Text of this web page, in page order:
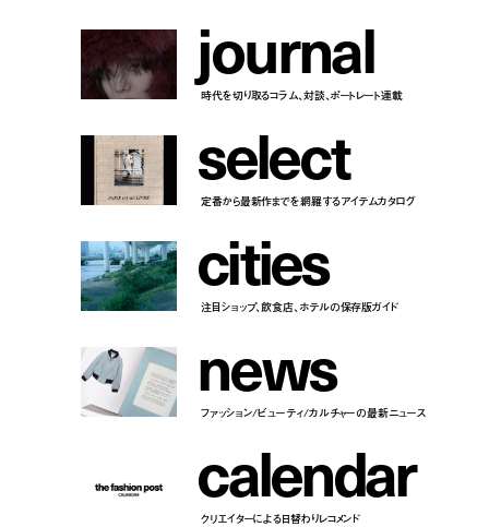
journal
時代を切り取るコラム、対談、ポートレート連載
select
定番から最新作までを網羅するアイテムカタログ
cities
注目ショップ、飲食店、ホテルの保存版ガイド
news
ファッション/ビューティ/カルチャーの最新ニュース
calendar
クリエイターによる日替わりレコメンド